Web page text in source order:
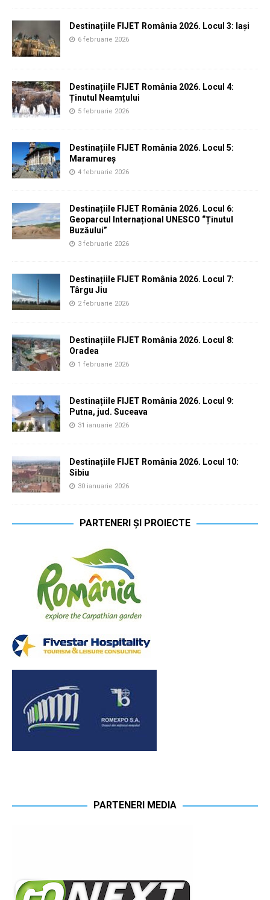
Destinațiile FIJET România 2026. Locul 3: Iași
6 februarie 2026
Destinațiile FIJET România 2026. Locul 4:
Ținutul Neamțului
5 februarie 2026
Destinațiile FIJET România 2026. Locul 5:
Maramureș
4 februarie 2026
Destinațiile FIJET România 2026. Locul 6:
Geoparcul Internațional UNESCO “Ținutul
Buzăului”
3 februarie 2026
Destinațiile FIJET România 2026. Locul 7:
Târgu Jiu
2 februarie 2026
Destinațiile FIJET România 2026. Locul 8:
Oradea
1 februarie 2026
Destinațiile FIJET România 2026. Locul 9:
Putna, jud. Suceava
31 ianuarie 2026
Destinațiile FIJET România 2026. Locul 10:
Sibiu
30 ianuarie 2026
PARTENERI ȘI PROIECTE
PARTENERI MEDIA